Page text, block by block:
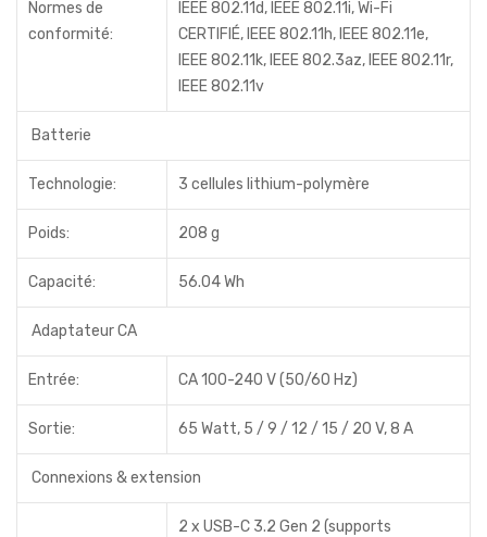
Normes de
conformité:
IEEE 802.11d, IEEE 802.11i, Wi-Fi
CERTIFIÉ, IEEE 802.11h, IEEE 802.11e,
IEEE 802.11k, IEEE 802.3az, IEEE 802.11r,
IEEE 802.11v
Batterie
Technologie: 3 cellules lithium-polymère
Poids: 208 g
Capacité: 56.04 Wh
Adaptateur CA
Entrée: CA 100-240 V (50/60 Hz)
Sortie: 65 Watt, 5 / 9 / 12 / 15 / 20 V, 8 A
Connexions & extension
2 x USB-C 3.2 Gen 2 (supports